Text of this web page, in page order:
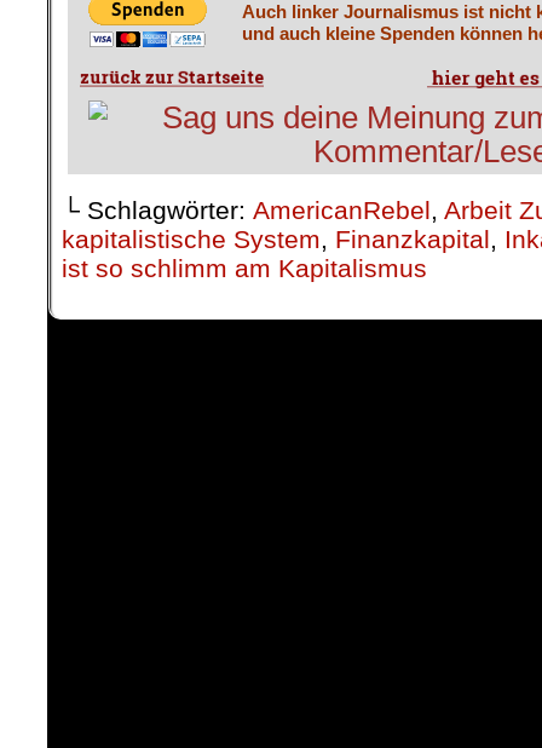
Auch linker Journalismus ist nicht
und auch kleine Spenden können
└ Schlagwörter: AmericanRebel, Arbeit
kapitalistische System, Finanzkapital,
ist so schlimm am Kapitalismus